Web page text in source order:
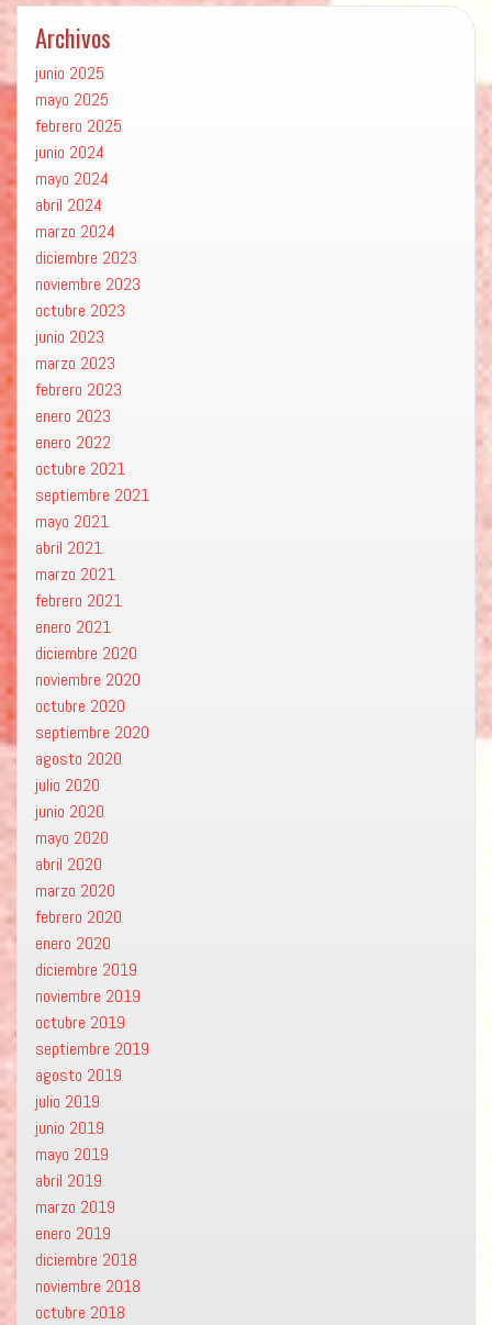
Archivos
junio 2025
mayo 2025
febrero 2025
junio 2024
mayo 2024
abril 2024
marzo 2024
diciembre 2023
noviembre 2023
octubre 2023
junio 2023
marzo 2023
febrero 2023
enero 2023
enero 2022
octubre 2021
septiembre 2021
mayo 2021
abril 2021
marzo 2021
febrero 2021
enero 2021
diciembre 2020
noviembre 2020
octubre 2020
septiembre 2020
agosto 2020
julio 2020
junio 2020
mayo 2020
abril 2020
marzo 2020
febrero 2020
enero 2020
diciembre 2019
noviembre 2019
octubre 2019
septiembre 2019
agosto 2019
julio 2019
junio 2019
mayo 2019
abril 2019
marzo 2019
enero 2019
diciembre 2018
noviembre 2018
octubre 2018